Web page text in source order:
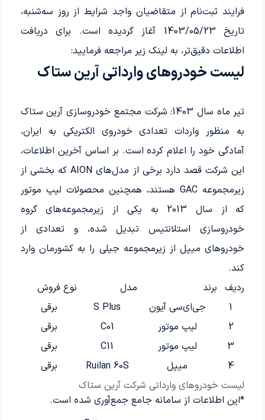
فرایند ثبت‌نام از متقاضیان واجد شرایط از روز سه‌شنبه،
تاریخ 1403/05/23 آغاز گردیده است. برای دریافت
اطلاعات دقیق‌تر، به لینک زیر مراجعه فرمایید:
لیست خودروهای وارداتی آرین ستاک
تیر ماه سال 1403: شرکت مجتمع خودروسازی آرین ستاک
به منظور واردات تعدادی خودروی الکتریکی به ایران،
آمادگی خود را اعلام کرده است. بر اساس آخرین اطلاعات،
این شرکت قصد دارد برخی از مدل‌های AION که بخشی از
زیرمجموعه GAC هستند، همچنین محصولات لیپ موتور
که از سال 2013 به یکی از زیرمجموعه‌های گروه
خودروسازی استلانتیس تبدیل شده، و تعدادی از
خودروهای میپل از زیرمجموعه جیلی را به کشورمان وارد
کند.
لیست خودروهای وارداتی شرکت آرین ستاک
ردیف برند مدل
نوع فروش
1
جی‌ای‌سی آیون S Plus
برقی
2
لیپ موتور C01
برقی
3
لیپ موتور C11
برقی
4
میپل Ruilan 60S برقی
*این اطلاعات از سامانه جامع جمع‌آوری شده است.